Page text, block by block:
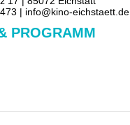
| info@kino-eichstaett.de
PROGRAMM